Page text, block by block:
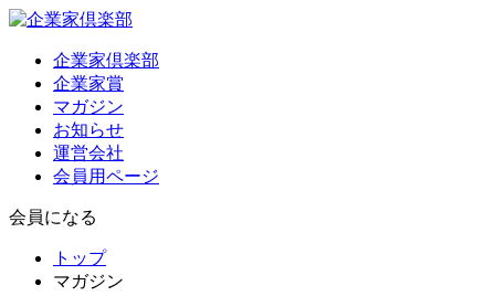
企業家倶楽部
企業家賞
マガジン
お知らせ
運営会社
会員用ページ
会員になる
トップ
マガジン